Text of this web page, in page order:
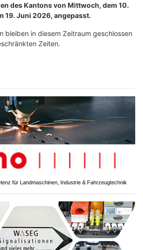
des Kantons von Mittwoch, dem 10.
19. Juni 2026, angepasst.
bleiben in diesem Zeitraum geschlossen
Zeiten.
für Landmaschinen, Industrie & Fahrzeugtechnik